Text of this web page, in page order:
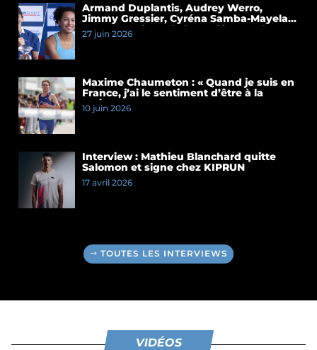
Armand Duplantis, Audrey Werro,
Jimmy Gressier, Cyréna Samba-Mayela…
Les temps forts de la conférence de
presse du Meeting de Paris 2026
27 juin 2026
Maxime Chaumeton : « Quand je suis en
France, j’ai le sentiment d’être à la
maison »
10 juin 2026
Interview : Mathieu Blanchard quitte
Salomon et signe chez KIPRUN
17 avril 2026
TOUTES LES INTERVIEWS
VIDÉOS